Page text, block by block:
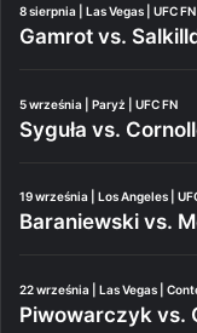
8 sierpnia | Las Vegas | UFC FN
Gamrot vs.
5 września | Paryż | UFC FN
Syguła vs.
19 września | Los Angeles |
Baraniewski vs.
22 września | Las Vegas |
Piwowarczyk vs.